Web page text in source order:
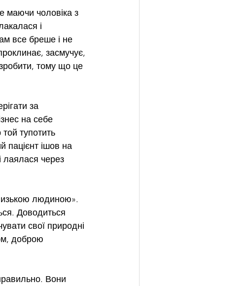
маючи чоловіка з
і
все бреше і не
засмучує,
тому що це
за
на себе
тупотить
пацієнт ішов на
лаялася через
людиною».
Доводиться
свої природні
доброю
Вони